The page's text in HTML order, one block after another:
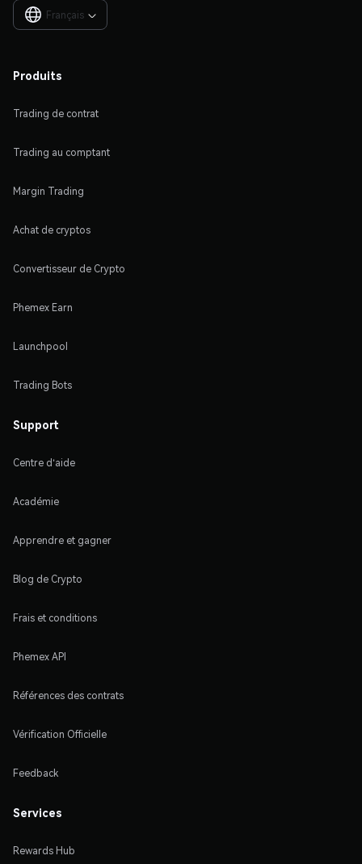
Français 
Produits
Trading de contrat
Trading au comptant
Margin Trading
Achat de cryptos
Convertisseur de Crypto
Phemex Earn
Launchpool
Trading Bots
Support
Centre d'aide
Académie
Apprendre et gagner
Blog de Crypto
Frais et conditions
Phemex API
Références des contrats
Vérification Officielle
Feedback
Services
Rewards Hub